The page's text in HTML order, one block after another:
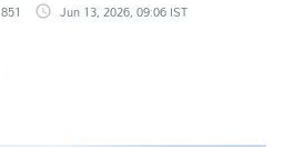
851 Jun 13, 2026, 09:06 IST